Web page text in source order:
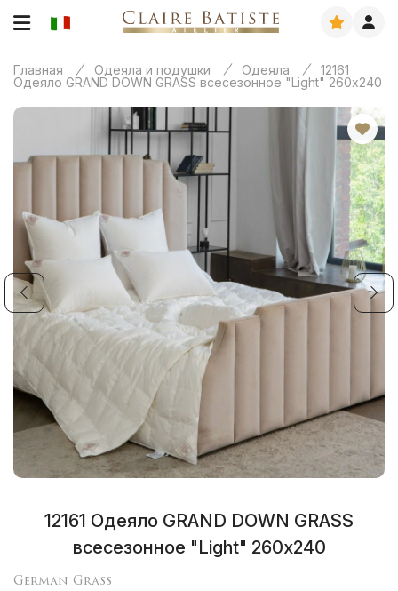
Главная Одеяла и подушки Одеяла
12161
Одеяло GRAND DOWN GRASS всесезонное "Light" 260х240
12161 Одеяло GRAND DOWN GRASS
всесезонное "Light" 260х240
German Grass